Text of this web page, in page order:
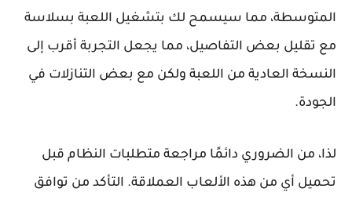
المتوسطة، مما سيسمح لك بتشغيل اللعبة بسلاسة
مع تقليل بعض التفاصيل، مما يجعل التجربة أقرب إلى
النسخة العادية من اللعبة ولكن مع بعض التنازلات في
الجودة.
لذا، من الضروري دائمًا مراجعة متطلبات النظام قبل
تحميل أي من هذه الألعاب العملاقة. التأكد من توافق